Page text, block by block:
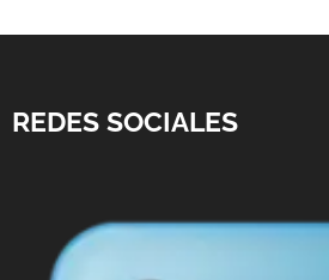
REDES SOCIALES